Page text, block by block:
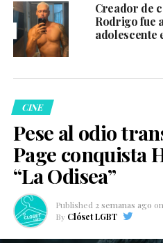
Creador de
Rodrigo fue
adolescente
CINE
Pese al odio
Page conquista
“La Odisea”
Published 2 semanas ago on
By Clóset LGBT